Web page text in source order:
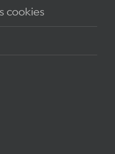
cookies